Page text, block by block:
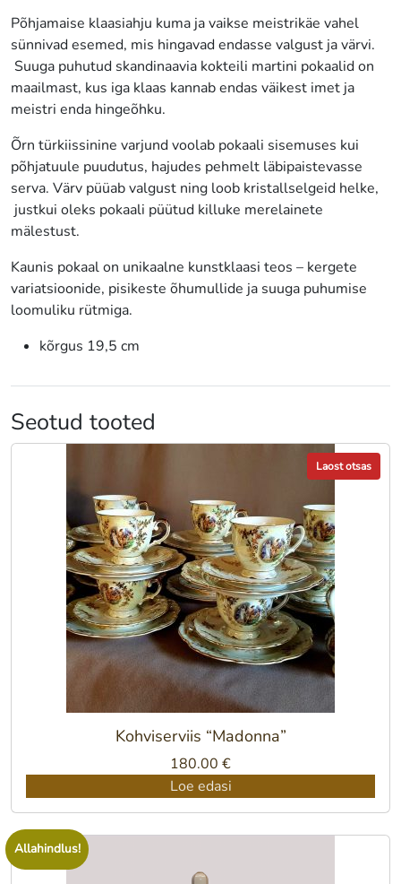
Põhjamaise klaasiahju kuma ja vaikse meistrikäe vahel
sünnivad esemed, mis hingavad endasse valgust ja värvi.
Suuga puhutud skandinaavia kokteili martini pokaalid on
maailmast, kus iga klaas kannab endas väikest imet ja
meistri enda hingeõhku.
Õrn türkiissinine varjund voolab pokaali sisemuses kui
põhjatuule puudutus, hajudes pehmelt läbipaistevasse
serva. Värv püüab valgust ning loob kristallselgeid helke,
justkui oleks pokaali püütud killuke merelainete
mälestust.
Kaunis pokaal on unikaalne kunstklaasi teos – kergete
variatsioonide, pisikeste õhumullide ja suuga puhumise
loomuliku rütmiga.
kõrgus 19,5 cm
Seotud tooted
Laost otsas
Kohviserviis “Madonna”
180.00 €
Loe edasi
Allahindlus!